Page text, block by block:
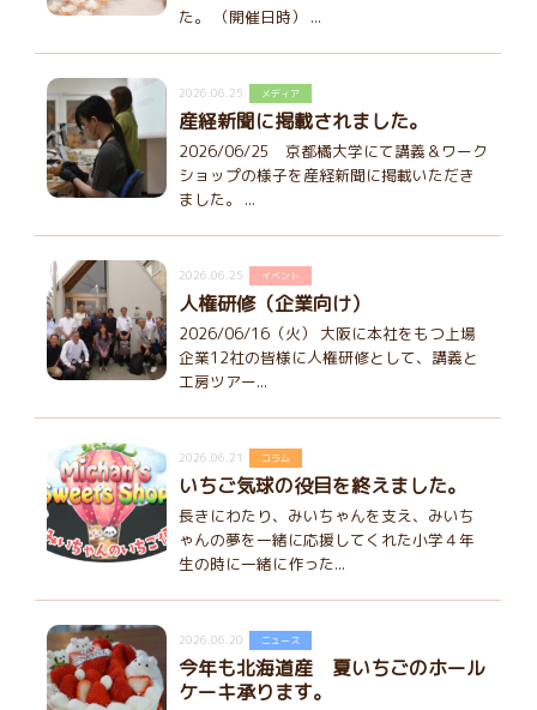
た。 （開催日時） ...
2026.06.25 メディア
産経新聞に掲載されました。
2026/06/25 京都橘大学にて講義＆ワーク
ショップの様子を産経新聞に掲載いただき
ました。 ...
2026.06.25 イベント
人権研修（企業向け）
2026/06/16（火） 大阪に本社をもつ上場
企業12社の皆様に人権研修として、講義と
工房ツアー...
2026.06.21 コラム
いちご気球の役目を終えました。
長きにわたり、みいちゃんを支え、みいち
ゃんの夢を一緒に応援してくれた小学４年
生の時に一緒に作った...
2026.06.20 ニュース
今年も北海道産 夏いちごのホール
ケーキ承ります。